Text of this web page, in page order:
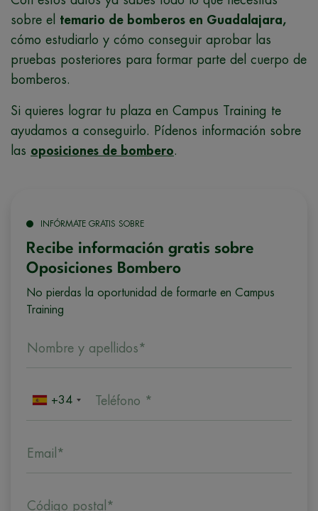
sobre el temario de bomberos en Guadalajara,
cómo estudiarlo y cómo conseguir aprobar las
pruebas posteriores para formar parte del cuerpo de
bomberos.
Si quieres lograr tu plaza en Campus Training te
ayudamos a conseguirlo. Pídenos información sobre
las oposiciones de bombero.
INFÓRMATE GRATIS SOBRE
Recibe información gratis sobre
Oposiciones Bombero
No pierdas la oportunidad de formarte en Campus
Training
Nombre y apellidos*
+34 Teléfono *
Email*
Código postal*